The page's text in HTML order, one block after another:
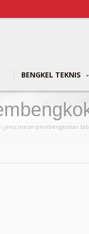
BENGKEL TEKNIS
mesin pembengkokan